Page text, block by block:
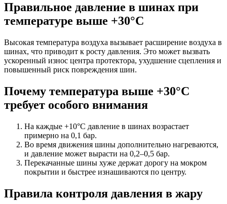
Правильное давление в шинах при
температуре выше +30°C
Высокая температура воздуха вызывает расширение воздуха в
шинах, что приводит к росту давления. Это может вызвать
ускоренный износ центра протектора, ухудшение сцепления и
повышенный риск повреждения шин.
Почему температура выше +30°C
требует особого внимания
На каждые +10°C давление в шинах возрастает
примерно на 0,1 бар.
Во время движения шины дополнительно нагреваются,
и давление может вырасти на 0,2–0,5 бар.
Перекачанные шины хуже держат дорогу на мокром
покрытии и быстрее изнашиваются по центру.
Правила контроля давления в жару